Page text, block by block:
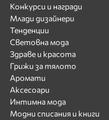
Конкурси и награди
Млади дизайнери
Тенденции
Световна мода
Здраве и красота
Грижи за тялото
Аромати
Аксесоари
Интимна мода
Модни списания и книги